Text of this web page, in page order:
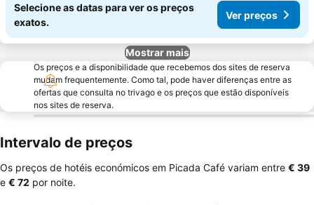
Selecione as datas para ver os preços
exatos.
Ver preços
Mostrar mais
Os preços e a disponibilidade que recebemos dos sites de reserva
mudam frequentemente. Como tal, pode haver diferenças entre as
ofertas que consulta no trivago e os preços que estão disponíveis
nos sites de reserva.
Intervalo de preços
Os preços de hotéis económicos em Picada Café variam entre ‎€ 39
e ‎€ 72 por noite.